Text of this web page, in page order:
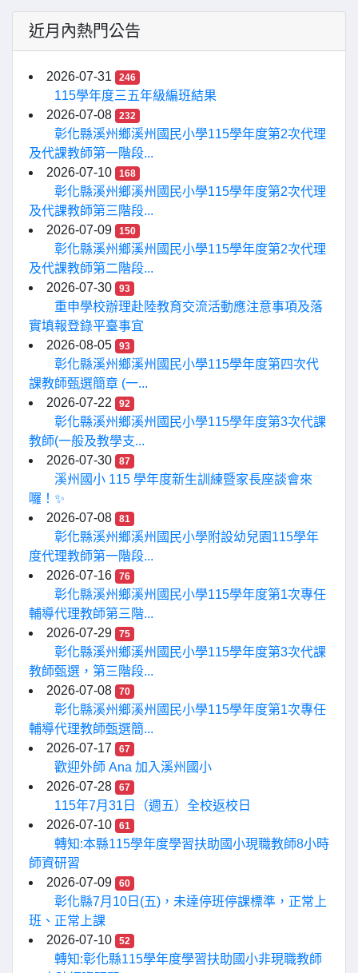
近月內熱門公告
2026-07-31 246
115學年度三五年級編班結果
2026-07-08
232
彰化縣溪州鄉溪州國民小學115學年度第2次代理
及代課教師第一階段...
2026-07-10
168
彰化縣溪州鄉溪州國民小學115學年度第2次代理
及代課教師第三階段...
2026-07-09
150
彰化縣溪州鄉溪州國民小學115學年度第2次代理
及代課教師第二階段...
2026-07-30
93
重申學校辦理赴陸教育交流活動應注意事項及落
實填報登錄平臺事宜
2026-08-05
93
彰化縣溪州鄉溪州國民小學115學年度第四次代
課教師甄選簡章 (一...
2026-07-22
92
彰化縣溪州鄉溪州國民小學115學年度第3次代課
教師(一般及教學支...
2026-07-30
87
溪州國小 115 學年度新生訓練暨家長座談會來
囉！✨
2026-07-08
81
彰化縣溪州鄉溪州國民小學附設幼兒園115學年
度代理教師第一階段...
2026-07-16
76
彰化縣溪州鄉溪州國民小學115學年度第1次專任
輔導代理教師第三階...
2026-07-29
75
彰化縣溪州鄉溪州國民小學115學年度第3次代課
教師甄選，第三階段...
2026-07-08
70
彰化縣溪州鄉溪州國民小學115學年度第1次專任
輔導代理教師甄選簡...
2026-07-17
67
歡迎外師 Ana 加入溪州國小
2026-07-28
67
115年7月31日（週五）全校返校日
2026-07-10
61
轉知:本縣115學年度學習扶助國小現職教師8小時
師資研習
2026-07-09
60
彰化縣7月10日(五)，未達停班停課標準，正常上
班、正常上課
2026-07-10
52
轉知:彰化縣115學年度學習扶助國小非現職教師